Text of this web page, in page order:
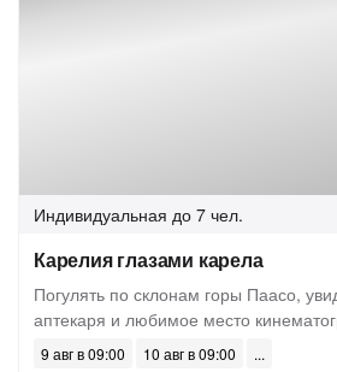
Индивидуальная до 7 чел.
Карелия глазами карела
Погулять по склонам горы Паасо,
аптекаря и любимое место
9 авг в 09:00 10 авг в 09:00